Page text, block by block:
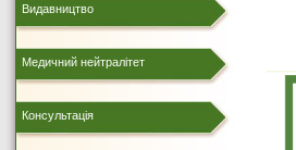
Видавництво
Медичний нейтралітет
Консультація